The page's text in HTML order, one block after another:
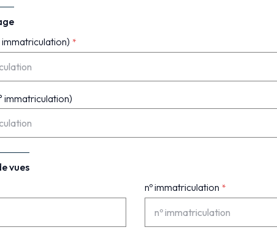
immatriculation)
immatriculation)
vues
nº immatriculation